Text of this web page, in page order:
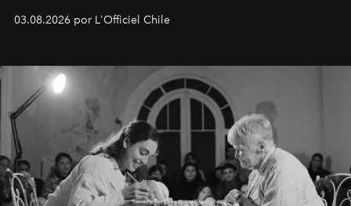
Disponible en Chile desde el 6 de agosto.
03.08.2026 por L'Officiel Chile